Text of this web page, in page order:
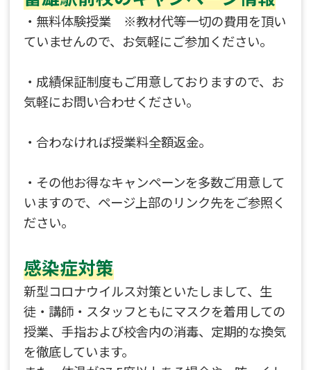
・無料体験授業 ※教材代等一切の費用を頂い
ていませんので、お気軽にご参加ください。
・成績保証制度もご用意しておりますので、お
気軽にお問い合わせください。
・合わなければ授業料全額返金。
・その他お得なキャンペーンを多数ご用意して
いますので、ページ上部のリンク先をご参照く
ださい。
感染症対策
新型コロナウイルス対策といたしまして、生
徒・講師・スタッフともにマスクを着用しての
授業、手指および校舎内の消毒、定期的な換気
を徹底しています。